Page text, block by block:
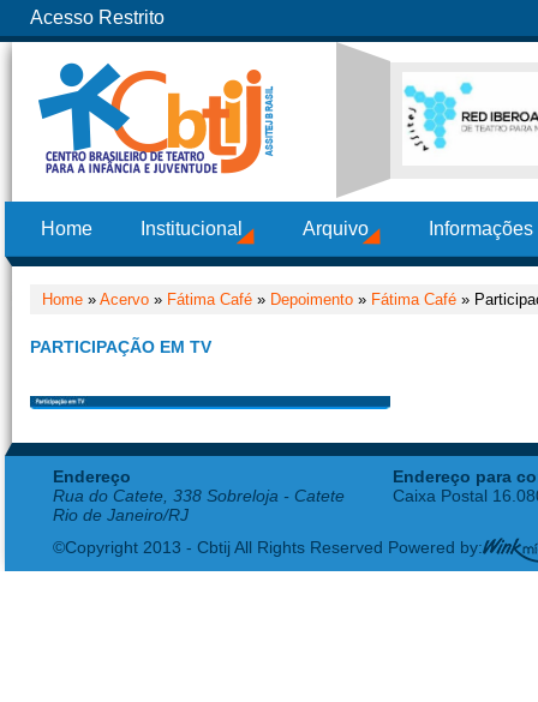
Acesso Restrito
Home Institucional Arquivo
Home » Acervo » Fátima Café » Depoimento » Fátima Café »
PARTICIPAÇÃO EM TV
Endereço
Rua do Catete, 338 Sobreloja - Catete
Rio de Janeiro/RJ
Endereço para
Caixa Postal
©Copyright 2013 - Cbtij All Rights Reserved Powered by: